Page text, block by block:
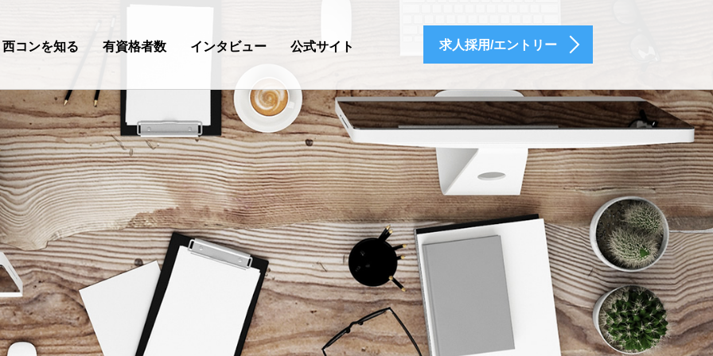
西コンを知る 有資格者数 インタビュー 公式サイト 求人採用/エントリー